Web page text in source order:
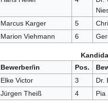
Marcus Karger 5
Marion Viehmann 6
Bewerber/in Pos.
Elke Victor 3
Dr.
Jürgen Theiß 4 Pia